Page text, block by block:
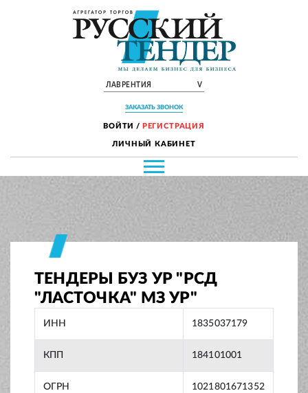
ЛАВРЕНТИЯ V
ЗАКАЗАТЬ ЗВОНОК
ВОЙТИ / РЕГИСТРАЦИЯ
ЛИЧНЫЙ КАБИНЕТ
ТЕНДЕРЫ БУЗ УР "РСД
"ЛАСТОЧКА" МЗ УР"
ИНН 1835037179
КПП 184101001
ОГРН 1021801671352